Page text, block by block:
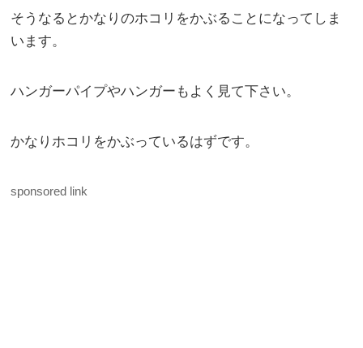
そうなるとかなりのホコリをかぶることになってしま
います。
ハンガーパイプやハンガーもよく見て下さい。
かなりホコリをかぶっているはずです。
sponsored link